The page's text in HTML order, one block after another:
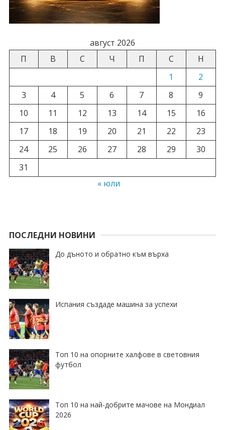
август 2026
П
В С Ч П С
Н
1
2
3
4 5 6 7 8
9
10
11 12 13 14 15
16
17
18 19 20 21 22
23
24
25 26 27 28 29
30
31
« юли
ПОСЛЕДНИ НОВИНИ
До дъното и обратно към върха
Испания създаде машина за успехи
Топ 10 на опорните халфове в световния
футбол
Топ 10 на най-добрите мачове на Мондиал
2026